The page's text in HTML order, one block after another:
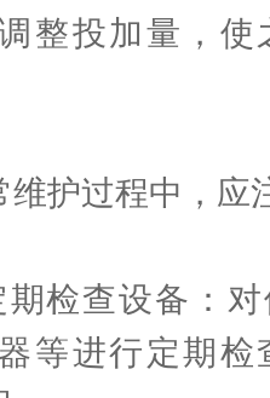
整投加量，使
过程中，应
查设备：对
等进行定期